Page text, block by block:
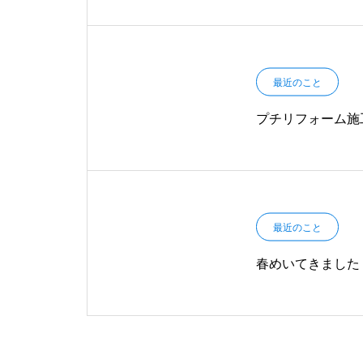
最近のこと
プチリフォーム施
最近のこと
春めいてきました